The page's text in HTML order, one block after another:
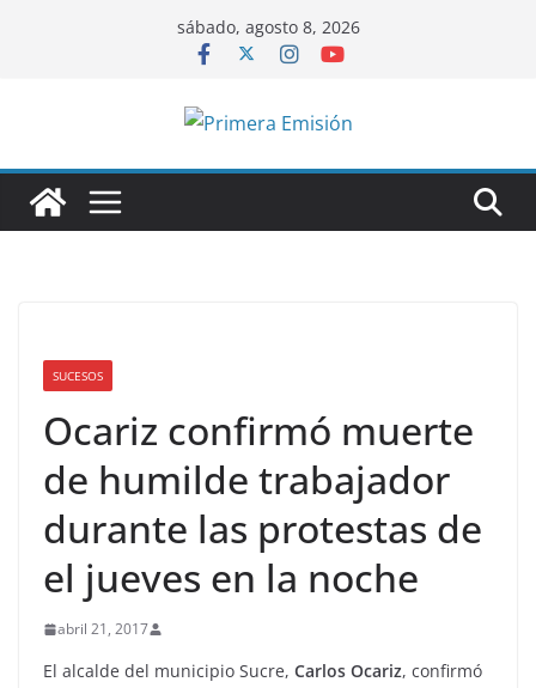
sábado, agosto 8, 2026
SUCESOS
Ocariz confirmó muerte
de humilde trabajador
durante las protestas de
el jueves en la noche
abril 21, 2017
El alcalde del municipio Sucre, Carlos Ocariz, confirmó